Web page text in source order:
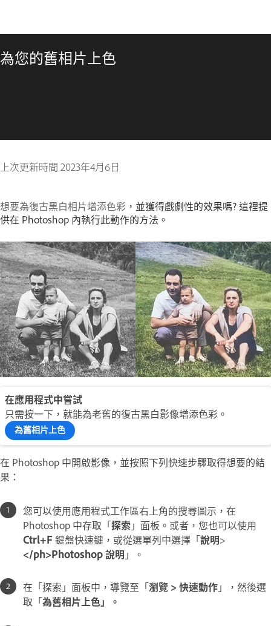
為您的舊相片上色
上次更新時間 2023年4月6日
想要為復古黑白相片增添色彩 ，並獲得戲劇性的效果嗎? 這裡提
供在 Photoshop 內執行此動作的方法。
在應用程式中嘗試
只需按一下，就能為老舊的復古黑白影像增添色彩。
為舊相片上色
在 Photoshop 中開啟影像，並按照下列快速步驟取得想要的結
果：
您可以使用應用程式工作區右上角的搜尋圖示，在
Photoshop 中存取「探索」面板。 或者，您也可以使用
Ctrl+F鍵盤快速鍵，或從選單列中選擇「說明>
</ph>Photoshop 說明 」。
在「探索」面板中，導覽至「瀏覽 > 快速動作」，然後選
取「為舊相片上色」。